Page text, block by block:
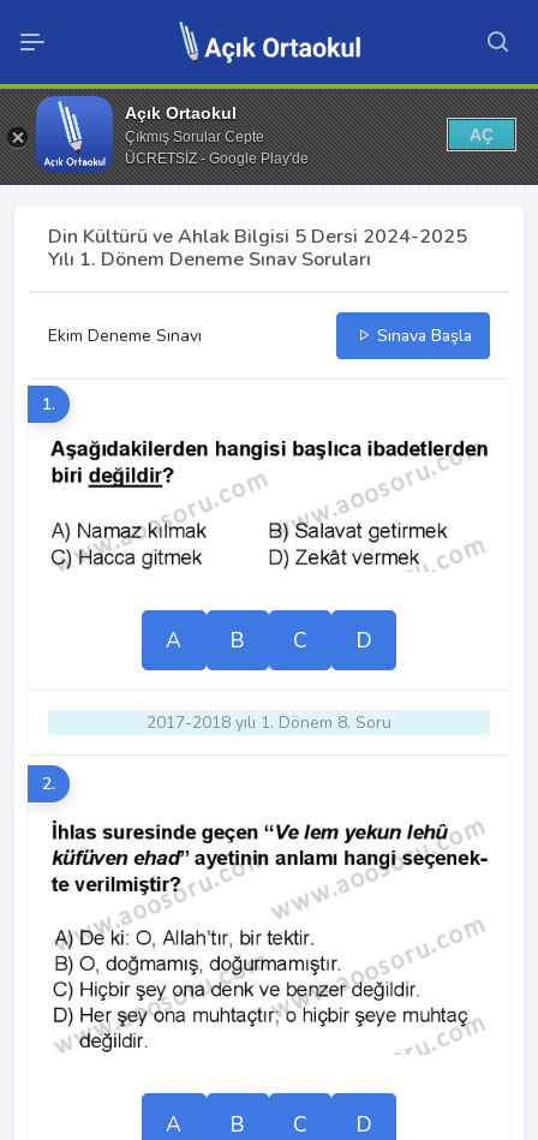
Açık Ortaokul
Çıkmış Sorular Cepte
ÜCRETSİZ - Google Play'de
AÇ
Din Kültürü ve Ahlak Bilgisi 5 Dersi 2024-2025
Yılı 1. Dönem Deneme Sınav Soruları
Ekim Deneme Sınavı Sınava Başla
1.
A B C D
2017-2018 yılı 1. Dönem 8. Soru
2.
A B C D